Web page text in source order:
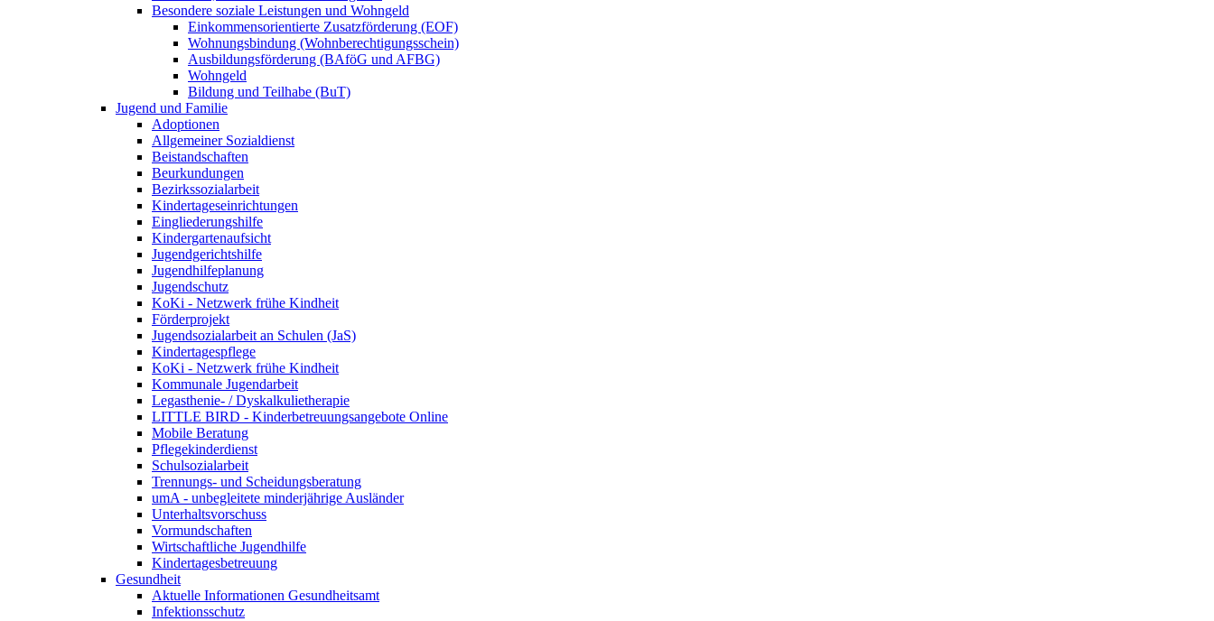
Besondere soziale Leistungen und Wohngeld
Einkommensorientierte Zusatzförderung (EOF)
Wohnungsbindung (Wohnberechtigungsschein)
Ausbildungsförderung (BAföG und AFBG)
Wohngeld
Bildung und Teilhabe (BuT)
Jugend und Familie
Adoptionen
Allgemeiner Sozialdienst
Beistandschaften
Beurkundungen
Bezirkssozialarbeit
Kindertageseinrichtungen
Eingliederungshilfe
Kindergartenaufsicht
Jugendgerichtshilfe
Jugendhilfeplanung
Jugendschutz
KoKi - Netzwerk frühe Kindheit
Förderprojekt
Jugendsozialarbeit an Schulen (JaS)
Kindertagespflege
KoKi - Netzwerk frühe Kindheit
Kommunale Jugendarbeit
Legasthenie- / Dyskalkulietherapie
LITTLE BIRD - Kinderbetreuungsangebote Online
Mobile Beratung
Pflegekinderdienst
Schulsozialarbeit
Trennungs- und Scheidungsberatung
umA - unbegleitete minderjährige Ausländer
Unterhaltsvorschuss
Vormundschaften
Wirtschaftliche Jugendhilfe
Kindertagesbetreuung
Gesundheit
Aktuelle Informationen Gesundheitsamt
Infektionsschutz